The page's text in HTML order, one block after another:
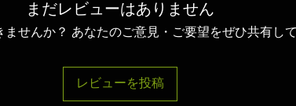
まだレビューはありません
せんか？ あなたのご意見・ご要望をぜひ共有して
レビューを投稿